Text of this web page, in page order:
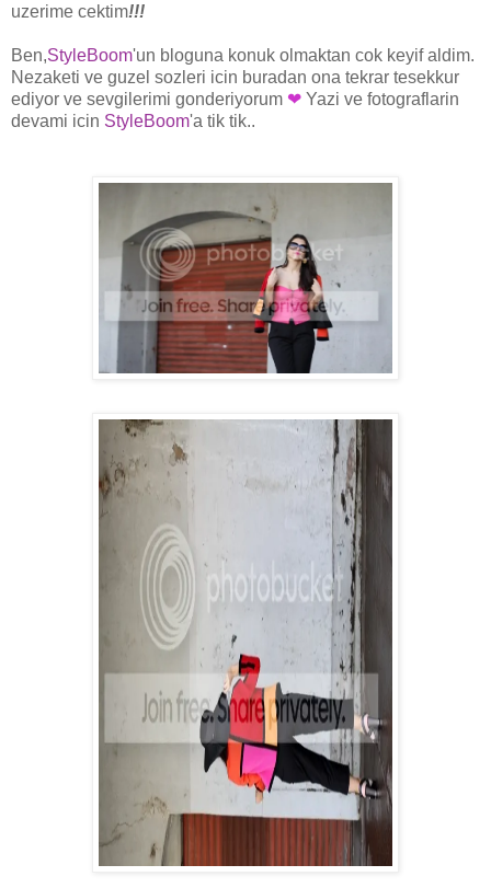
uzerime cektim!!!
Ben,StyleBoom'un bloguna konuk olmaktan cok keyif aldim.
Nezaketi ve guzel sozleri icin buradan ona tekrar tesekkur
ediyor ve sevgilerimi gonderiyorum ❤ Yazi ve fotograflarin
devami icin StyleBoom'a tik tik..